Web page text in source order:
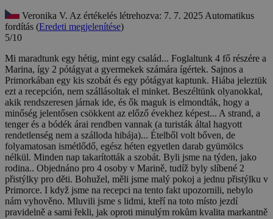
Veronika V. Az értékelés létrehozva: 7. 7. 2025 Automatikus
fordítás (Eredeti megjelenítése)
5/10
Mi maradtunk egy hétig, mint egy család... Foglaltunk 4 fő részére a
Marina, így 2 pótágyat a gyermekek számára ígértek. Sajnos a
Primorkában egy kis szobát és egy pótágyat kaptunk. Hiába jeleztük
ezt a recepción, nem szállásoltak el minket. Beszéltünk olyanokkal,
akik rendszeresen járnak ide, és ők maguk is elmondták, hogy a
minőség jelentősen csökkent az előző évekhez képest... A strand, a
tenger és a bódék árai rendben vannak (a turisták által hagyott
rendetlenség nem a szálloda hibája)... Ételből volt bőven, de
folyamatosan ismétlődő, egész héten egyetlen darab gyümölcs
nélkül. Minden nap takarították a szobát. Byli jsme na týden, jako
rodina.. Objednáno pro 4 osoby v Marině, tudíž byly slíbené 2
přistýlky pro děti. Bohužel, měli jsme malý pokoj a jednu přistýlku v
Primorce. I když jsme na recepci na tento fakt upozornili, nebylo
nám vyhověno. Mluvili jsme s lidmi, kteří na toto místo jezdí
pravidelně a sami řekli, jak oproti minulým rokům kvalita markantně